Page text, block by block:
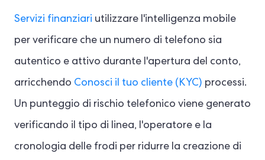
Servizi finanziari utilizzare l'intelligenza mobile
per verificare che un numero di telefono sia
autentico e attivo durante l'apertura del conto,
arricchendo Conosci il tuo cliente (KYC) processi.
Un punteggio di rischio telefonico viene generato
verificando il tipo di linea, l'operatore e la
cronologia delle frodi per ridurre la creazione di